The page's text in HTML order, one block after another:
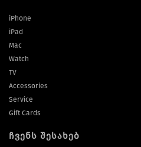
iPhone
iPad
Mac
Watch
TV
Accessories
Service
Gift Cards
ჩვენს შესახებ